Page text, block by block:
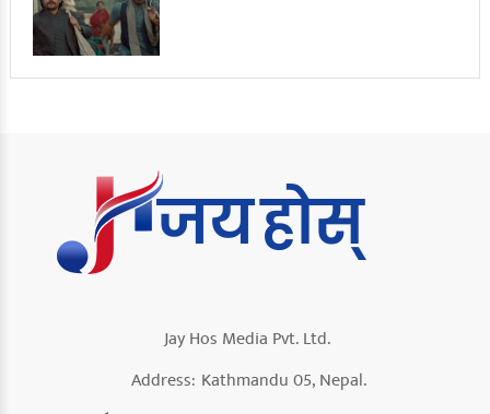
Jay Hos Media Pvt. Ltd.
Address: Kathmandu 05, Nepal.